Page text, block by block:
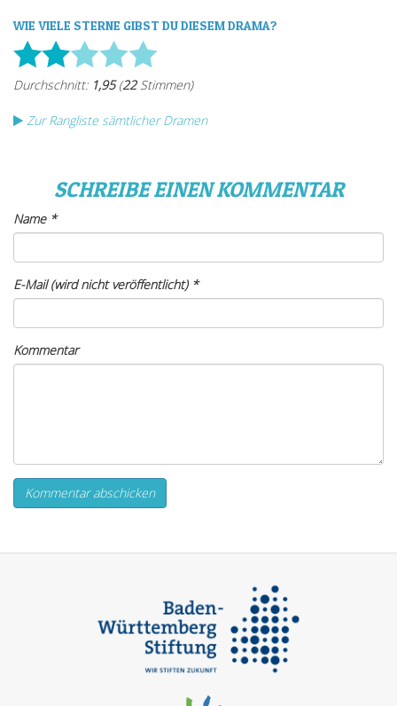
WIE VIELE STERNE GIBST DU DIESEM DRAMA?
Zur Rangliste sämtlicher Dramen
SCHREIBE EINEN KOMMENTAR
Name*
E-Mail (wird nicht veröffentlicht)*
Kommentar